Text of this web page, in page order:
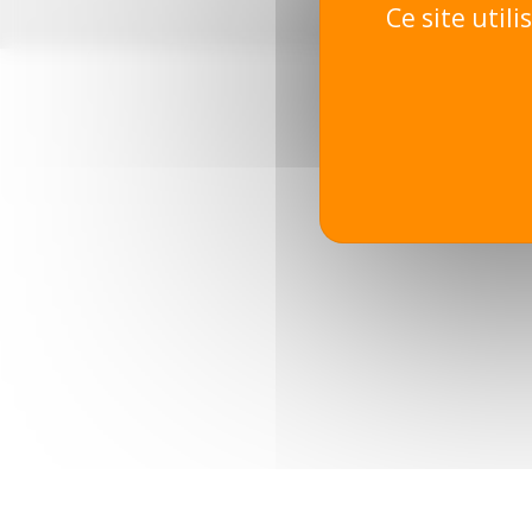
Ce site